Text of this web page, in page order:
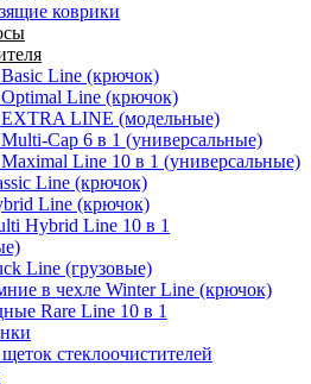
коврики
Line (крючок)
Line (крючок)
EXTRA LINE (модельные)
Cap 6 в 1 (универсальные)
Line 10 в 1 (универсальные)
Line (крючок)
Line (крючок)
Hybrid Line 10 в 1
Line (грузовые)
в чехле Winter Line (крючок)
Rare Line 10 в 1
стеклоочистителей